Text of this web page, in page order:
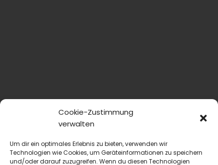
Cookie-Zustimmung
verwalten
Um dir ein optimales Erlebnis zu bieten, verwenden wir
Technologien wie Cookies, um Geräteinformationen zu speichern
und/oder darauf zuzugreifen. Wenn du diesen Technologien